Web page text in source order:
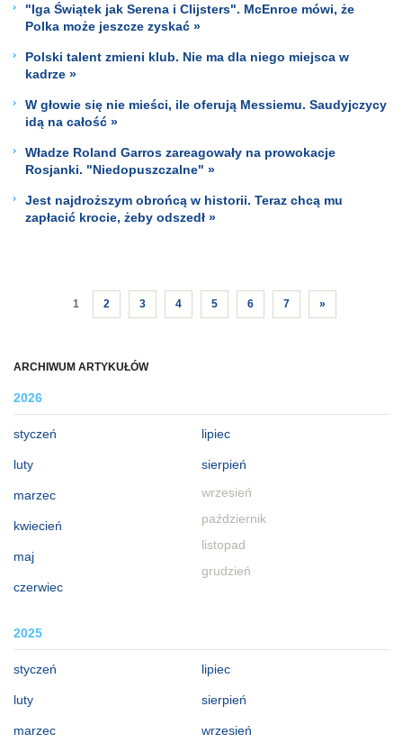
ARCHIWUM ARTYKUŁÓW
2026
styczeń
luty
marzec
kwiecień
maj
czerwiec
lipiec
sierpień
wrzesień
październik
listopad
grudzień
2025
styczeń
luty
marzec
lipiec
sierpień
wrzesień
"Iga Świątek jak Serena i Clijsters". McEnroe mówi, że
Polka może jeszcze zyskać »
Polski talent zmieni klub. Nie ma dla niego miejsca w
kadrze »
W głowie się nie mieści, ile oferują Messiemu. Saudyjczycy
idą na całość »
Władze Roland Garros zareagowały na prowokacje
Rosjanki. "Niedopuszczalne" »
Jest najdroższym obrońcą w historii. Teraz chcą mu
zapłacić krocie, żeby odszedł »
1 2 3 4 5 6 7 »